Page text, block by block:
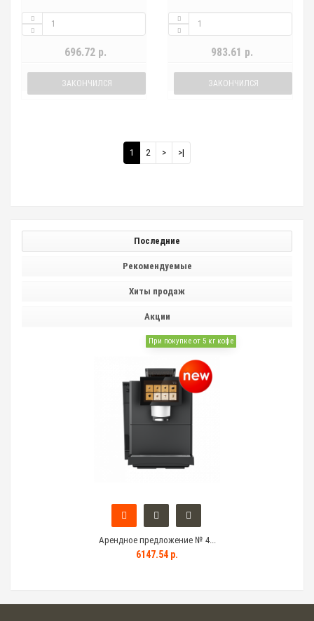
696.72 р.
ЗАКОНЧИЛСЯ
983.61 р.
ЗАКОНЧИЛСЯ
1 2 > >|
Последние
Рекомендуемые
Хиты продаж
Акции
При покупке от 5 кг кофе
Арендное предложение № 4...
6147.54 р.